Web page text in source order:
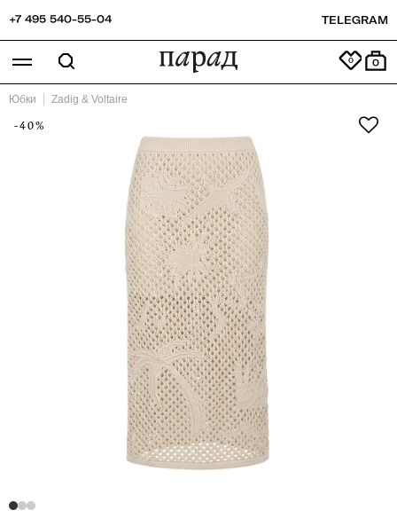
+7 495 540-55-04 TELEGRAM
0
Юбки Zadig & Voltaire
-40%